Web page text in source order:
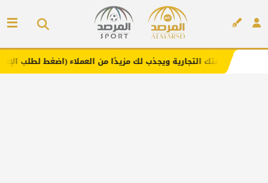
ويجذب لك مزيدًا من العملاء (اضغط لطلب الإعلان)